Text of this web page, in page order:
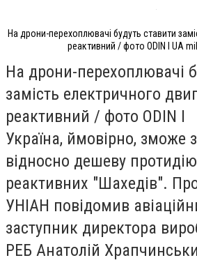
На дрони-перехоплювачі будуть ставити
реактивний / фото ODIN I UA
На дрони-перехоплювачі
замість електричного
реактивний / фото ODIN I
Україна, ймовірно, зможе
відносно дешеву протидію
реактивних "Шахедів". Про
УНІАН повідомив
заступник директора
РЕБ Анатолій